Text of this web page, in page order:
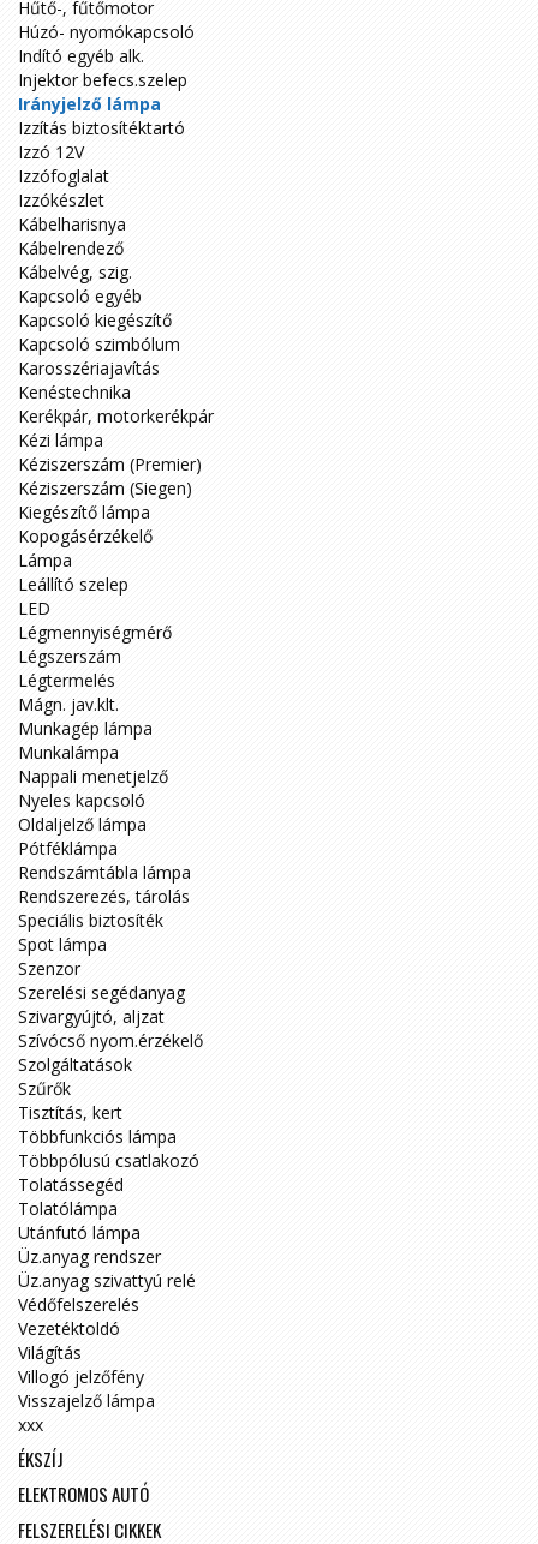
Hűtő-, fűtőmotor
Húzó- nyomókapcsoló
Indító egyéb alk.
Injektor befecs.szelep
Irányjelző lámpa
Izzítás biztosítéktartó
Izzó 12V
Izzófoglalat
Izzókészlet
Kábelharisnya
Kábelrendező
Kábelvég, szig.
Kapcsoló egyéb
Kapcsoló kiegészítő
Kapcsoló szimbólum
Karosszériajavítás
Kenéstechnika
Kerékpár, motorkerékpár
Kézi lámpa
Kéziszerszám (Premier)
Kéziszerszám (Siegen)
Kiegészítő lámpa
Kopogásérzékelő
Lámpa
Leállító szelep
LED
Légmennyiségmérő
Légszerszám
Légtermelés
Mágn. jav.klt.
Munkagép lámpa
Munkalámpa
Nappali menetjelző
Nyeles kapcsoló
Oldaljelző lámpa
Pótféklámpa
Rendszámtábla lámpa
Rendszerezés, tárolás
Speciális biztosíték
Spot lámpa
Szenzor
Szerelési segédanyag
Szivargyújtó, aljzat
Szívócső nyom.érzékelő
Szolgáltatások
Szűrők
Tisztítás, kert
Többfunkciós lámpa
Többpólusú csatlakozó
Tolatássegéd
Tolatólámpa
Utánfutó lámpa
Üz.anyag rendszer
Üz.anyag szivattyú relé
Védőfelszerelés
Vezetéktoldó
Világítás
Villogó jelzőfény
Visszajelző lámpa
xxx
ÉKSZÍJ
ELEKTROMOS AUTÓ
FELSZERELÉSI CIKKEK